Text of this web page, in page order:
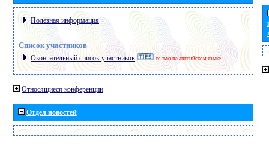
Полезная информация
Список участников
Окончательный список участников только на английском языке
Относящиеся конференции
Отдел новостей